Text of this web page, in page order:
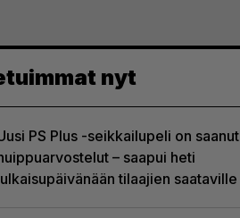
nyt
PS Plus -seikkailupeli on saanut
– saapui heti
tilaajien saataville